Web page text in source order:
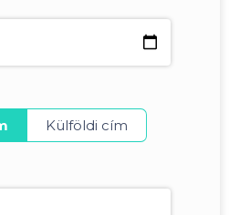
Külföldi cím